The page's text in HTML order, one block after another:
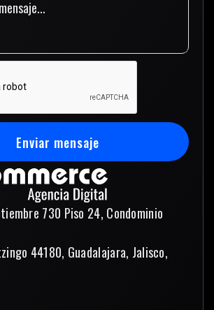
730 Piso 24, Condominio
44180, Guadalajara, Jalisco,
Enviar mensaje
Enviar mensaje